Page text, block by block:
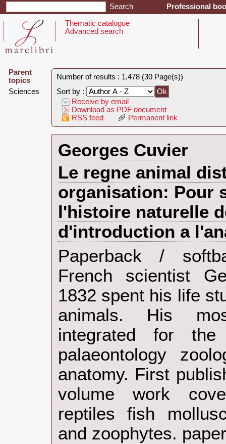
Professional
Thematic catalogue
Advanced search
Parent
topics
‎Sciences‎
Number of results : 1,478 (30 Page(s))
Sort by :
Receive by email
Download as PDF document
RSS feed
Permanent link
‎Georges Cuvier‎
‎Le regne animal
organisation: Pour
l'histoire naturelle
d'introduction a
‎Paperback /
French scientist
1832 spent his life
animals. His
integrated for
palaeontology
anatomy. First
volume work
reptiles fish
and zoophytes.